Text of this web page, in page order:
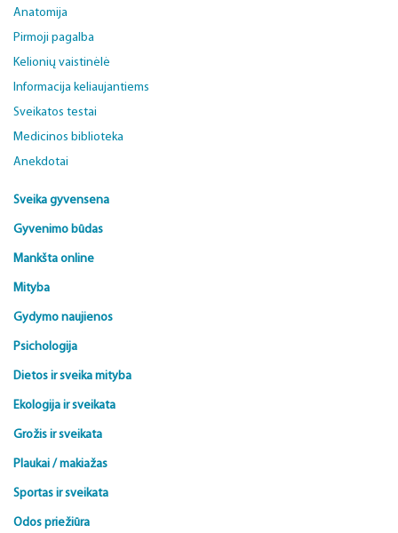
Anatomija
Pirmoji pagalba
Kelionių vaistinėlė
Informacija keliaujantiems
Sveikatos testai
Medicinos biblioteka
Anekdotai
Sveika gyvensena
Gyvenimo būdas
Mankšta online
Mityba
Gydymo naujienos
Psichologija
Dietos ir sveika mityba
Ekologija ir sveikata
Grožis ir sveikata
Plaukai / makiažas
Sportas ir sveikata
Odos priežiūra